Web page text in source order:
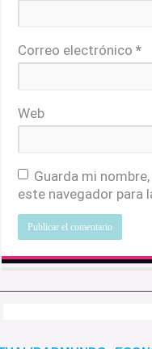
Correo electrónico*
Web
Guarda mi
este navegador para